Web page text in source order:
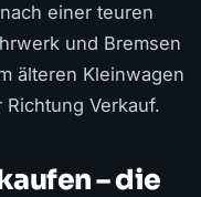
einer teuren
und Bremsen
älteren Kleinwagen
Verkauf.
– die